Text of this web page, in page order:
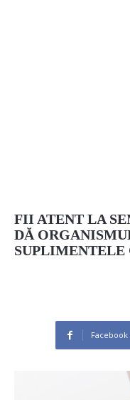
FII ATENT LA
DĂ
SUPLIMENTELE
Facebook